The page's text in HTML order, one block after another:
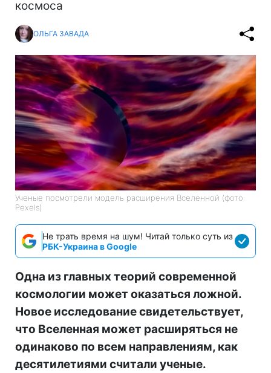
космоса
ОЛЬГА ЗАВАДА
Ученые посмотрели модель расширения Вселенной (фото:
Pexels)
Не трать время на шум! Читай только суть из
РБК-Украина в Google
Одна из главных теорий современной
космологии может оказаться ложной.
Новое исследование свидетельствует,
что Вселенная может расширяться не
одинаково по всем направлениям, как
десятилетиями считали ученые.